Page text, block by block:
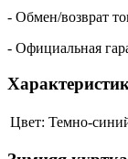
- Обмен/возврат
- Официальная
Цвет: Темно-